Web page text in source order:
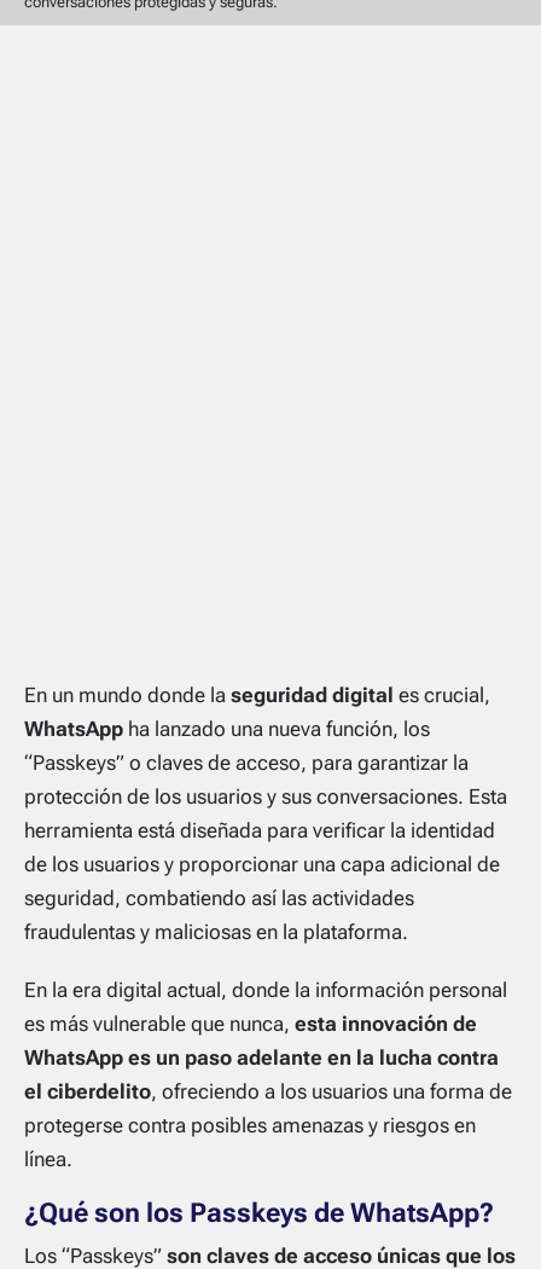
En un mundo donde la seguridad digital es crucial,
WhatsApp ha lanzado una nueva función, los
“Passkeys” o claves de acceso, para garantizar la
protección de los usuarios y sus conversaciones. Esta
herramienta está diseñada para verificar la identidad
de los usuarios y proporcionar una capa adicional de
seguridad, combatiendo así las actividades
fraudulentas y maliciosas en la plataforma.
En la era digital actual, donde la información personal
es más vulnerable que nunca, esta innovación de
WhatsApp es un paso adelante en la lucha contra
el ciberdelito, ofreciendo a los usuarios una forma de
protegerse contra posibles amenazas y riesgos en
línea.
¿Qué son los Passkeys de WhatsApp?
Los “Passkeys” son claves de acceso únicas que los